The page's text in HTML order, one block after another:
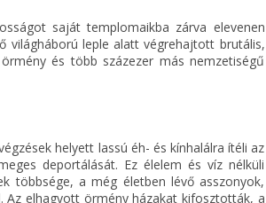
saját templomaikba zárva elevenen
világháború leple alatt végrehajtott brutális,
és több százezer más nemzetiségű
helyett lassú éh- és kínhalálra ítéli az
deportálását. Ez élelem és víz nélküli
többsége, a még életben lévő asszonyok,
Az elhagyott örmény házakat kifosztották, a